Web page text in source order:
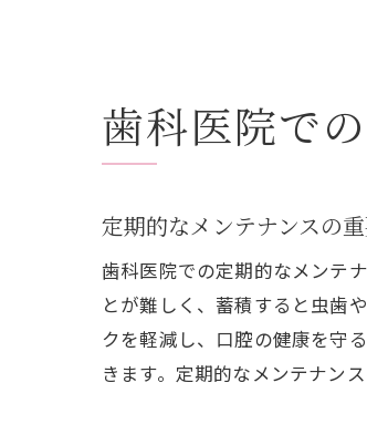
歯科医院で
定期的なメンテナンスの
歯科医院での定期的なメンテ
とが難しく、蓄積すると虫歯
クを軽減し、口腔の健康を守
きます。定期的なメンテナン